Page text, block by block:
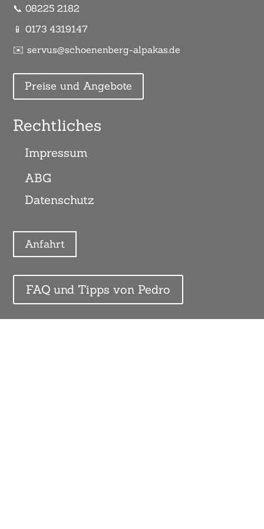
📞 08225 2182
📱 0173 4319147
✉️ servus@schoenenberg-alpakas.de
Preise und Angebote
Rechtliches
Impressum
ABG
Datenschutz
Anfahrt
FAQ und Tipps von Pedro